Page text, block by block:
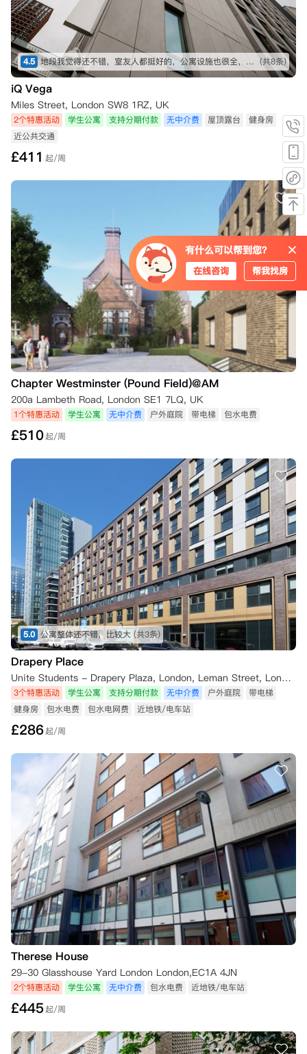
4.5 地段我觉得还不错，室友人都挺好的，公寓设施也很全，虽然贵了一点，但是物有所值 (共8条)
iQ Vega
Miles Street, London SW8 1RZ, UK
2个特惠活动 学生公寓 支持分期付款 无中介费 屋顶露台
健身房
近公共交通
£411 起/周
Chapter Westminster (Pound Field)@AM
200a Lambeth Road, London SE1 7LQ, UK
1个特惠活动 学生公寓 无中介费 户外庭院 带电梯 包水电费
£510起/周
5.0 公寓整体还不错，比较大 (共3条)
Drapery Place
Unite Students - Drapery Plaza, London, Leman Street, London, UK
3个特惠活动 学生公寓 支持分期付款 无中介费 户外庭院
带电梯
健身房
包水电费 包水电网费 近地铁/电车站
£286起/周
Therese House
29-30 Glasshouse Yard London London,EC1A 4JN
2个特惠活动 学生公寓 无中介费 包水电费 近地铁/电车站
£445起/周
有什么可以帮到您？
在线咨询 帮我找房